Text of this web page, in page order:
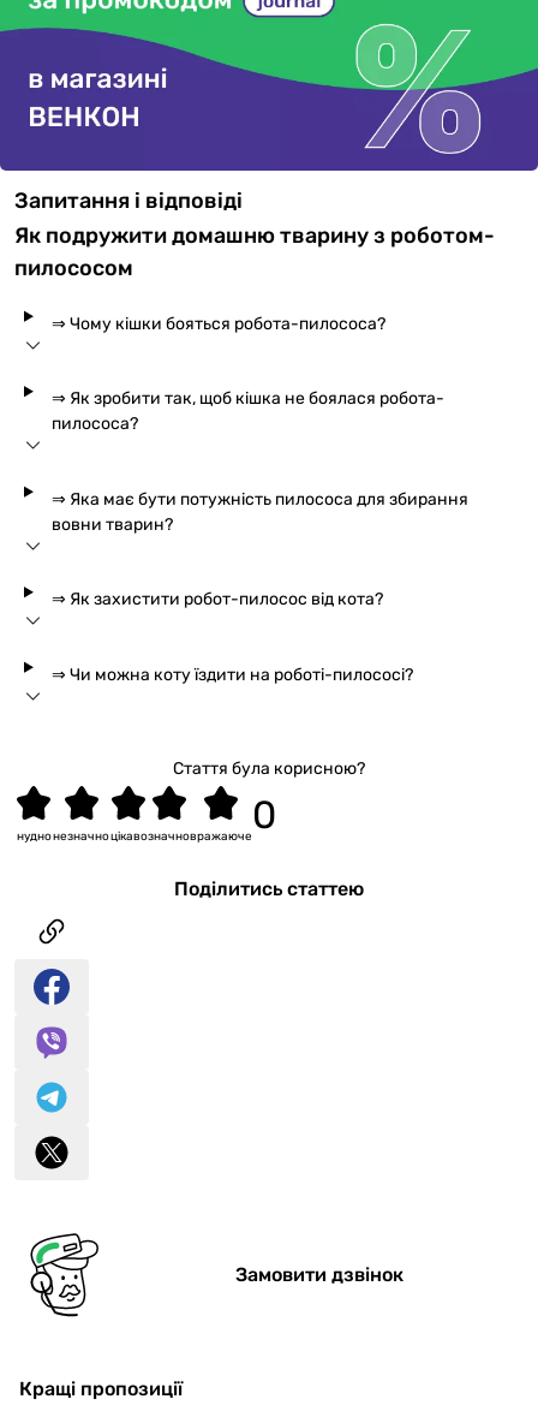
Запитання і відповіді
Як подружити домашню тварину з роботом-
пилососом
⇒ Чому кішки бояться робота-пилососа?
⇒ Як зробити так, щоб кішка не боялася робота-
пилососа?
⇒ Яка має бути потужність пилососа для збирання
вовни тварин?
⇒ Як захистити робот-пилосос від кота?
⇒ Чи можна коту їздити на роботі-пилососі?
Стаття була корисною?
вражаюче
значно
цікаво
незначно
нудно
Поділитись статтею
Замовити дзвінок
Кращі пропозиції